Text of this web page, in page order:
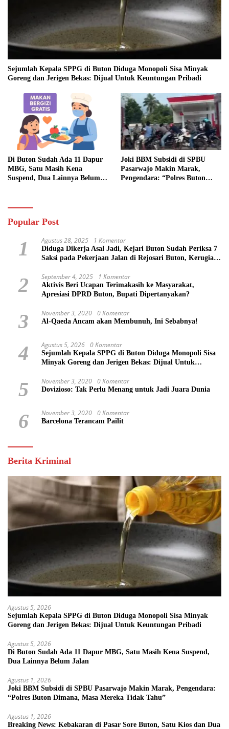
Sejumlah Kepala SPPG di Buton Diduga Monopoli Sisa Minyak
Goreng dan Jerigen Bekas: Dijual Untuk Keuntungan Pribadi
Di Buton Sudah Ada 11 Dapur
MBG, Satu Masih Kena
Suspend, Dua Lainnya Belum
Joki BBM Subsidi di SPBU
Pasarwajo Makin Marak,
Pengendara: “Polres Buton
Popular Post
1 Agustus 28, 2025 1 Komentar
Diduga Dikerja Asal Jadi, Kejari Buton Sudah Periksa 7
Saksi pada Pekerjaan Jalan di Rejosari Buton, Kerugian
2 September 4, 2025 1 Komentar
Aktivis Beri Ucapan Terimakasih ke Masyarakat,
Apresiasi DPRD Buton, Bupati Dipertanyakan?
3 November 3, 2020 0 Komentar
Al-Qaeda Ancam akan Membunuh, Ini Sebabnya!
4 Agustus 5, 2026 0 Komentar
Sejumlah Kepala SPPG di Buton Diduga Monopoli Sisa
Minyak Goreng dan Jerigen Bekas: Dijual Untuk
5 November 3, 2020 0 Komentar
Dovizioso: Tak Perlu Menang untuk Jadi Juara Dunia
6 November 3, 2020 0 Komentar
Barcelona Terancam Pailit
Berita Kriminal
Agustus 5, 2026
Sejumlah Kepala SPPG di Buton Diduga Monopoli Sisa Minyak
Goreng dan Jerigen Bekas: Dijual Untuk Keuntungan Pribadi
Agustus 5, 2026
Di Buton Sudah Ada 11 Dapur MBG, Satu Masih Kena Suspend,
Dua Lainnya Belum Jalan
Agustus 1, 2026
Joki BBM Subsidi di SPBU Pasarwajo Makin Marak, Pengendara:
“Polres Buton Dimana, Masa Mereka Tidak Tahu”
Agustus 1, 2026
Breaking News: Kebakaran di Pasar Sore Buton, Satu Kios dan Dua